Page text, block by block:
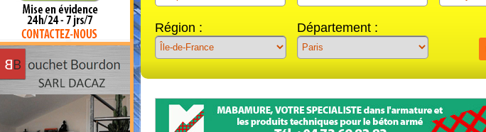
Région : Département :
Previous
Next